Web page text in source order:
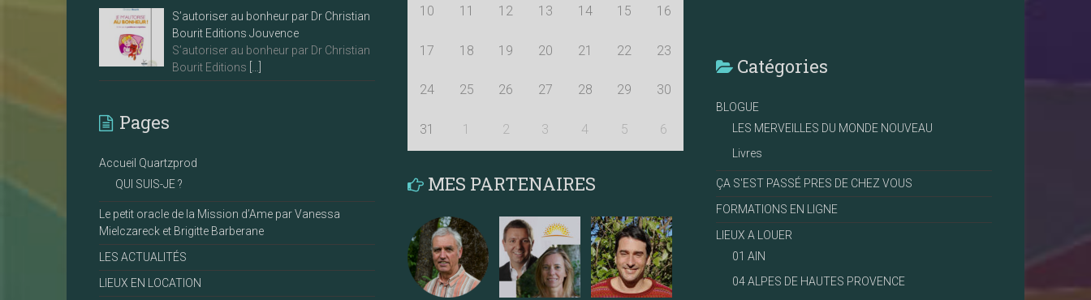
S’autoriser au bonheur par Dr Christian
Bourit Editions Jouvence
S’autoriser au bonheur par Dr Christian
Bourit Editions
Pages
Accueil Quartzprod
QUI SUIS-JE ?
Le petit oracle de la Mission d’Ame par Vanessa
Mielczareck et Brigitte Barberane
LES ACTUALITÉS
LIEUX EN LOCATION
10 11 12 13 14 15 16
17 18 19 20 21 22 23
24 25 26 27 28 29 30
31 1 2 3 4 5 6
MES PARTENAIRES
Catégories
BLOGUE
LES MERVEILLES DU MONDE NOUVEAU
Livres
ÇA S'EST PASSÉ PRES DE CHEZ VOUS
FORMATIONS EN LIGNE
LIEUX A LOUER
01 AIN
04 ALPES DE HAUTES PROVENCE